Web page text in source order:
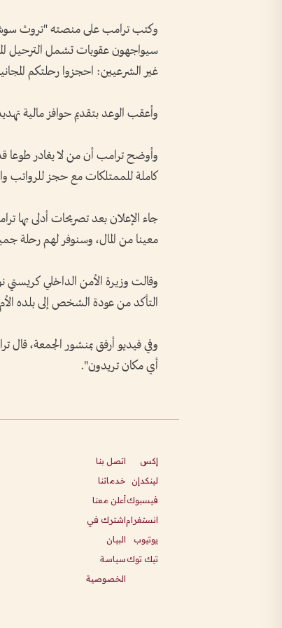
وكتب ترامب على منصته "تروث
سيواجهون عقوبات تشمل الترحيل
غير الشرعيين: احجزوا رحلتكم
وأعقب الوعد بتقديم حوافز مالية
وأوضح ترامب أن من لا يغادر
كاملة للممتلكات مع حجز للرواتب
جاء الإعلان بعد تصريحات أدلى بها
معينا من المال، وسنوفر لهم رحلة
وقالت وزيرة الأمن الداخلي كريستي
التأكد من عودة الشخص إلى بلده
وفي فيديو أرفق بمنشور الجمعة، قال
أي مكان تريدون".
إكس
لينكدإن
فيسبوك
انستغرام
يوتيوب
تيك توك
اتصل بنا
خدماتنا
أعلن معنا
اشترك في
البيان
سياسة
الخصوصية